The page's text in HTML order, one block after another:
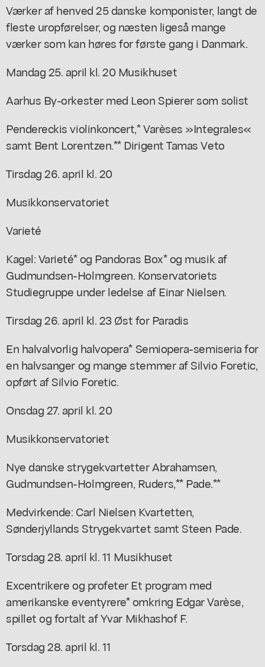
Værker af henved 25 danske komponister, langt de
fleste uropførelser, og næsten ligeså mange
værker som kan høres for første gang i Danmark.
Mandag 25. april kl. 20 Musikhuset
Aarhus By-orkester med Leon Spierer som solist
Pendereckis violinkoncert,* Varèses »Integrales«
samt Bent Lorentzen.** Dirigent Tamas Veto
Tirsdag 26. april kl. 20
Musikkonservatoriet
Varieté
Kagel: Varieté* og Pandoras Box* og musik af
Gudmundsen-Holmgreen. Konservatoriets
Studiegruppe under ledelse af Einar Nielsen.
Tirsdag 26. april kl. 23 Øst for Paradis
En halvalvorlig halvopera* Semiopera-semiseria for
en halvsanger og mange stemmer af Silvio Foretic,
opført af Silvio Foretic.
Onsdag 27. april kl. 20
Musikkonservatoriet
Nye danske strygekvartetter Abrahamsen,
Gudmundsen-Holmgreen, Ruders,** Pade.**
Medvirkende: Carl Nielsen Kvartetten,
Sønderjyllands Strygekvartet samt Steen Pade.
Torsdag 28. april kl. 11 Musikhuset
Excentrikere og profeter Et program med
amerikanske eventyrere* omkring Edgar Varèse,
spillet og fortalt af Yvar Mikhashof F.
Torsdag 28. april kl. 11